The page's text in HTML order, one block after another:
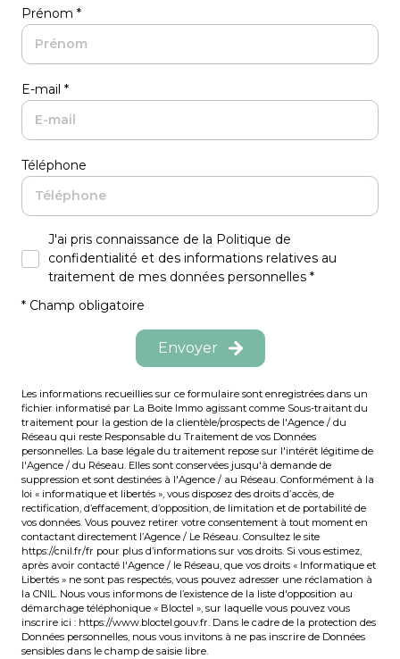
Prénom *
E-mail *
Téléphone
J'ai pris connaissance de la Politique de
confidentialité et des informations relatives au
traitement de mes données personnelles *
* Champ obligatoire
Envoyer
Les informations recueillies sur ce formulaire sont enregistrées dans un
fichier informatisé par La Boite Immo agissant comme Sous-traitant du
traitement pour la gestion de la clientèle/prospects de l'Agence / du
Réseau qui reste Responsable du Traitement de vos Données
personnelles. La base légale du traitement repose sur l'intérêt légitime de
l'Agence / du Réseau. Elles sont conservées jusqu'à demande de
suppression et sont destinées à l'Agence / au Réseau. Conformément à la
loi « informatique et libertés », vous disposez des droits d’accès, de
rectification, d’effacement, d’opposition, de limitation et de portabilité de
vos données. Vous pouvez retirer votre consentement à tout moment en
contactant directement l’Agence / Le Réseau. Consultez le site
https://cnil.fr/fr pour plus d’informations sur vos droits. Si vous estimez,
après avoir contacté l'Agence / le Réseau, que vos droits « Informatique et
Libertés » ne sont pas respectés, vous pouvez adresser une réclamation à
la CNIL. Nous vous informons de l’existence de la liste d'opposition au
démarchage téléphonique « Bloctel », sur laquelle vous pouvez vous
inscrire ici : https://www.bloctel.gouv.fr. Dans le cadre de la protection des
Données personnelles, nous vous invitons à ne pas inscrire de Données
sensibles dans le champ de saisie libre.